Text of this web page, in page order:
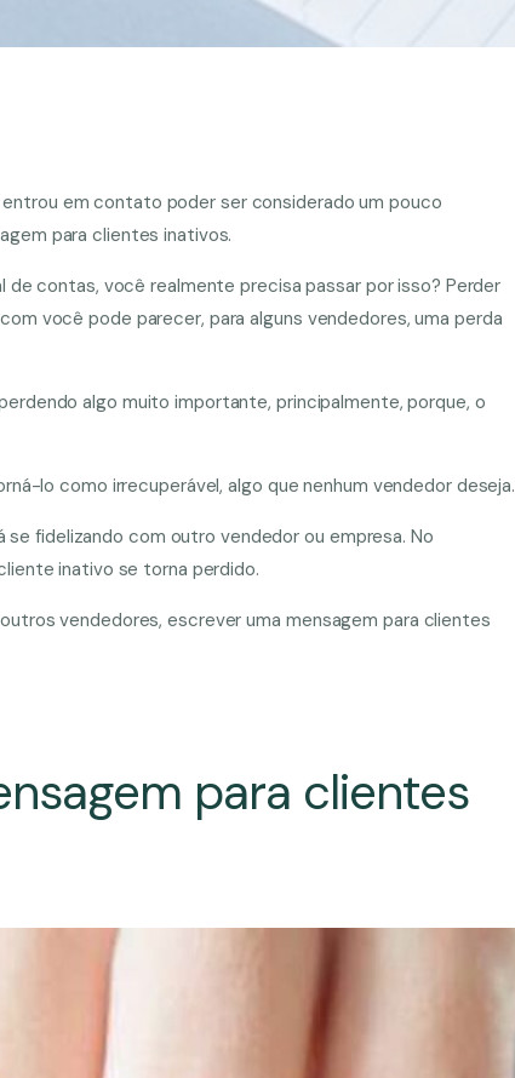
em contato poder ser considerado um pouco
para clientes inativos.
de contas, você realmente precisa passar por isso? Perder
você pode parecer, para alguns vendedores, uma perda
algo muito importante, principalmente, porque, o
lo como irrecuperável, algo que nenhum vendedor deseja.
fidelizando com outro vendedor ou empresa. No
inativo se torna perdido.
vendedores, escrever uma mensagem para clientes
para clientes